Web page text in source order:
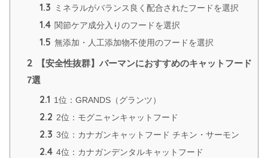
1.3 ミネラルがバランス良く配合されたフードを選択
1.4 関節ケア成分入りのフードを選択
1.5 無添加・人工添加物不使用のフードを選択
2
【安全性抜群】バーマンにおすすめのキャットフード
7選
2.1 1位：GRANDS（グランツ）
2.2 2位：モグニャンキャットフード
2.3 3位：カナガンキャットフード チキン・サーモン
2.4 4位：カナガンデンタルキャットフード